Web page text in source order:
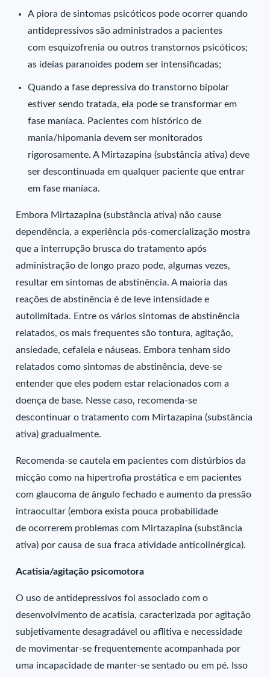
A piora de sintomas psicóticos pode ocorrer quando
antidepressivos são administrados a pacientes
com esquizofrenia ou outros transtornos psicóticos;
as ideias paranoides podem ser intensificadas;
Quando a fase depressiva do transtorno bipolar
estiver sendo tratada, ela pode se transformar em
fase maníaca. Pacientes com histórico de
mania/hipomania devem ser monitorados
rigorosamente. A Mirtazapina (substância ativa) deve
ser descontinuada em qualquer paciente que entrar
em fase maníaca.
Embora Mirtazapina (substância ativa) não cause
dependência, a experiência pós-comercialização mostra
que a interrupção brusca do tratamento após
administração de longo prazo pode, algumas vezes,
resultar em sintomas de abstinência. A maioria das
reações de abstinência é de leve intensidade e
autolimitada. Entre os vários sintomas de abstinência
relatados, os mais frequentes são tontura, agitação,
ansiedade, cefaleia e náuseas. Embora tenham sido
relatados como sintomas de abstinência, deve-se
entender que eles podem estar relacionados com a
doença de base. Nesse caso, recomenda-se
descontinuar o tratamento com Mirtazapina (substância
ativa) gradualmente.
Recomenda-se cautela em pacientes com distúrbios da
micção como na hipertrofia prostática e em pacientes
com glaucoma de ângulo fechado e aumento da pressão
intraocultar (embora exista pouca probabilidade
de ocorrerem problemas com Mirtazapina (substância
ativa) por causa de sua fraca atividade anticolinérgica).
Acatisia/agitação psicomotora
O uso de antidepressivos foi associado com o
desenvolvimento de acatisia, caracterizada por agitação
subjetivamente desagradável ou aflitiva e necessidade
de movimentar-se frequentemente acompanhada por
uma incapacidade de manter-se sentado ou em pé. Isso